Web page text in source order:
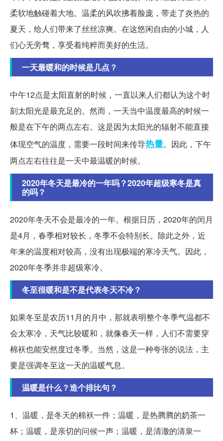
柔软地触碰着大地。温柔的风吹拂着脸庞，带走了炎热的
夏天，给人们带来了丝丝凉爽。在这悠闲自由的小城，人
们心无旁骛，享受着纯粹而美好的生活。
一天最暖和的时候是几点？
中午12点是太阳直射的时候，一直以来人们都认为这个时
刻太阳光是最充足的。然而，一天当中温度最高的时候一
般是在下午的两点左右。这是因为太阳光的辐射不能直接
体现空气的温度，需要一段时间来传导热量。因此，下午
两点左右往往是一天中最温暖的时候。
2020年冬天是最冷的一年吗？2020年超级寒冬是真
的吗？
2020年冬天不会是最冷的一年。根据日历，2020年的闰月
是4月，春季相对较长，冬季不会特别长。除此之外，近
年来的温度相对较高，没有出现极端的寒冷天气。因此，
2020年冬季并非超级寒冷。
冬至很暖和是不是代表冬天不冷？
如果冬至是农历11月的月中，那就表明整个冬季气温都不
会太寒冷，天气比较暖和，就像春天一样，人们不需要穿
棉袄也能安然度过冬季。当然，这是一种夸张的说法，主
要是强调冬至这一天的温暖气息。
温暖是什么？造个排比句？
1、温暖，是冬天的棉袄一件；温暖，是热腾腾的奶茶一
杯；温暖，是亲切的问候一声；温暖，是清澈的清泉一